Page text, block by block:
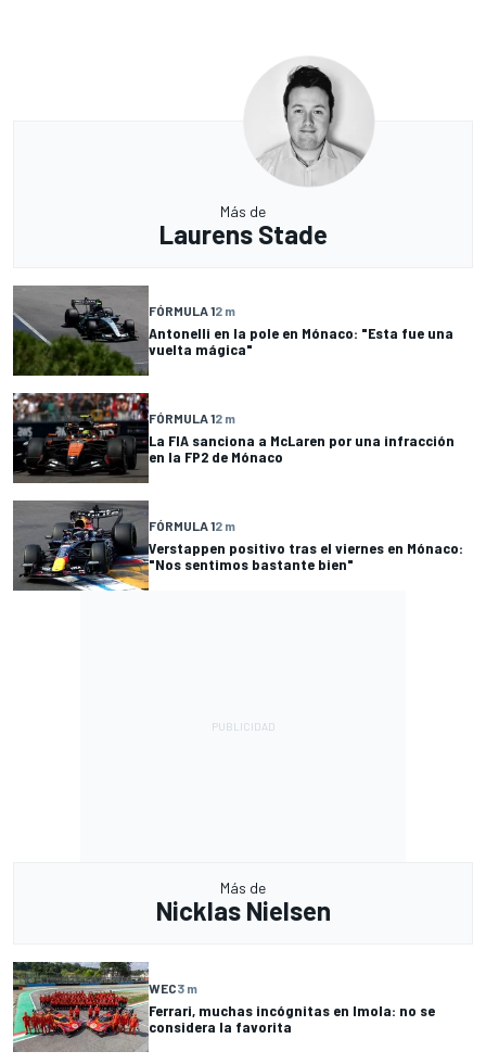
Más de
Laurens Stade
FÓRMULA 12 m
Antonelli en la pole en Mónaco: "Esta fue una
vuelta mágica"
FÓRMULA 12 m
La FIA sanciona a McLaren por una infracción
en la FP2 de Mónaco
FÓRMULA 12 m
Verstappen positivo tras el viernes en Mónaco:
"Nos sentimos bastante bien"
Más de
Nicklas Nielsen
WEC3 m
Ferrari, muchas incógnitas en Imola: no se
considera la favorita